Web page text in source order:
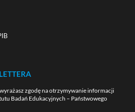
zgodę na otrzymywanie informacji
Badań Edukacyjnych – Państwowego